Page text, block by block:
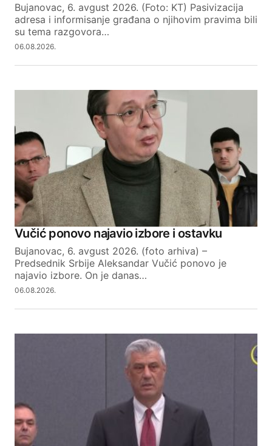
Your E-mail
Bujanovac, 6. avgust 2026. (Foto: KT) Pasivizacija
adresa i informisanje građana o njihovim pravima bili
su tema razgovora…
06.08.2026.
Vučić ponovo najavio izbore i ostavku
Bujanovac, 6. avgust 2026. (foto arhiva) –
Predsednik Srbije Aleksandar Vučić ponovo je
najavio izbore. On je danas…
06.08.2026.